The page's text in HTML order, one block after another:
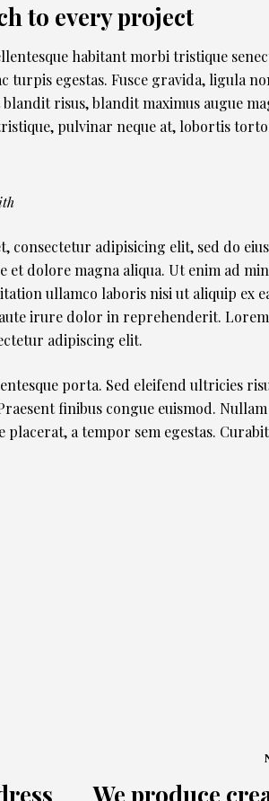
to every project
habitant morbi tristique
turpis egestas. Fusce gravida, ligula
risus, blandit maximus augue
pulvinar neque at, lobortis
consectetur adipisicing elit, sed do
dolore magna aliqua. Ut enim ad
ullamco laboris nisi ut aliquip ex
irure dolor in reprehenderit. Lorem
adipiscing elit.
porta. Sed eleifend ultricies
finibus congue euismod. Nullam
placerat, a tempor sem egestas.
We produce